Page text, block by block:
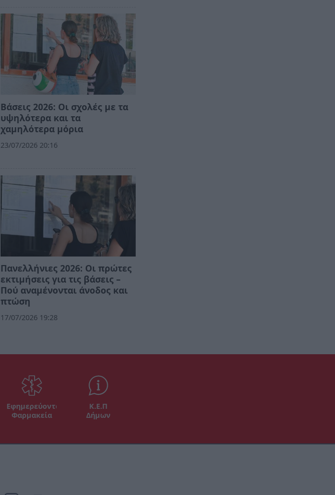
Βάσεις 2026: Οι σχολές με τα
υψηλότερα και τα
χαμηλότερα μόρια
23/07/2026 20:16
Πανελλήνιες 2026: Οι πρώτες
εκτιμήσεις για τις βάσεις –
Πού αναμένονται άνοδος και
πτώση
17/07/2026 19:28
Εφημερεύοντα
Φαρμακεία
Κ.Ε.Π
Δήμων